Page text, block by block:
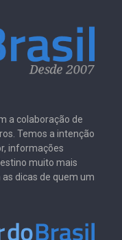
a colaboração de
Temos a intenção
informações
muito mais
dicas de quem um